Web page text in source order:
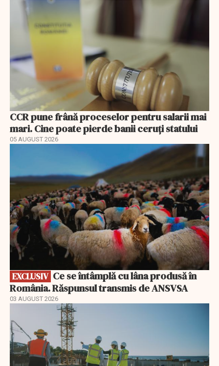
CCR pune frână proceselor pentru salarii mai
mari. Cine poate pierde banii ceruți statului
05 AUGUST 2026
EXCLUSIV
România. Răspunsul transmis de ANSVSA
03 AUGUST 2026